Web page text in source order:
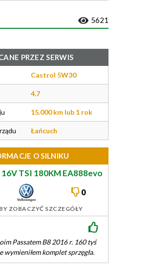
5621
PRZEZ SERWIS
Castrol 5W30
4.7
15.000 km lub 1 rok
Łańcuch
O SILNIKU
TSI 180KM EA888evo
CJS
0
ZOBACZYĆ SZCZEGÓŁY
Passatem B8 2016 r. 160 tyś
wymieniłem komplet sprzęgła.
w tym czasie